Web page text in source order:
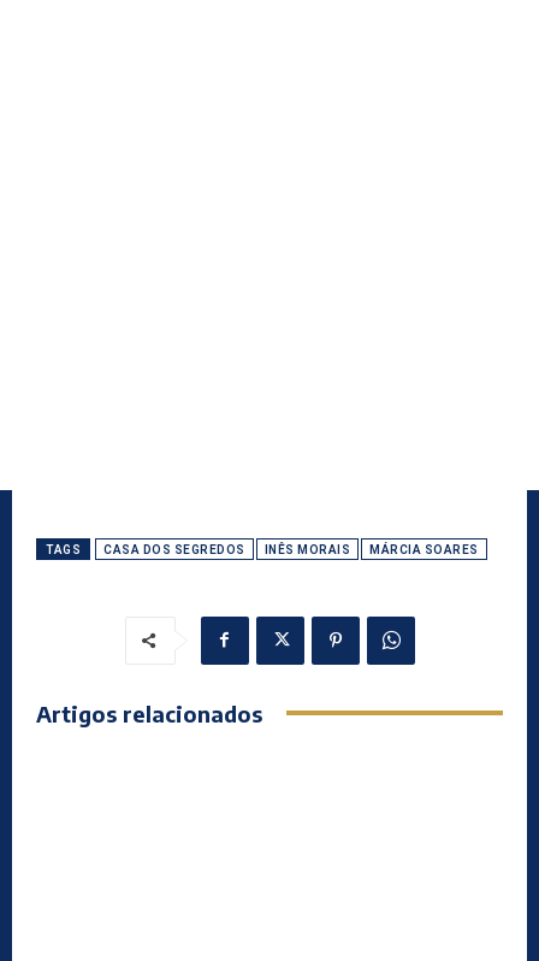
TAGS CASA DOS SEGREDOS INÊS MORAIS MÁRCIA SOARES
Artigos relacionados